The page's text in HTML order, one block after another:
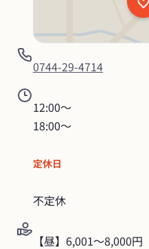
0744-29-4714
12:00～
18:00～
定休日
不定休
【昼】6,001〜8,000円